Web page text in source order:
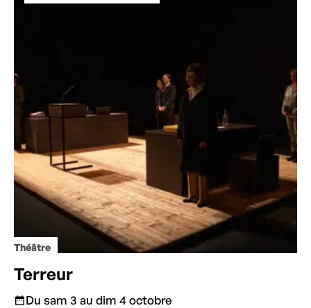
Théâtre
Terreur
Du sam 3 au dim 4 octobre